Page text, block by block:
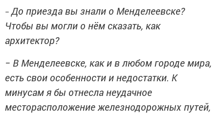
−До приезда вы знали о Менделеевске?
Чтобы вы могли о нём сказать, как
архитектор?
− В Менделеевске, как и в любом городе мира,
есть свои особенности и недостатки. К
минусам я бы отнесла неудачное
месторасположение железнодорожных путей,